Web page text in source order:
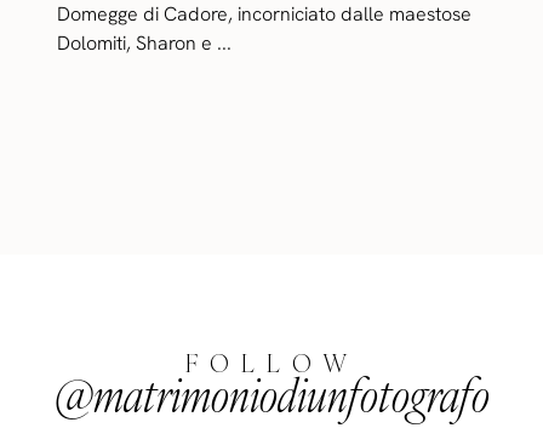
Domegge di Cadore, incorniciato dalle maestose
Dolomiti, Sharon e ...
FOLLOW
@matrimoniodiunfotografo